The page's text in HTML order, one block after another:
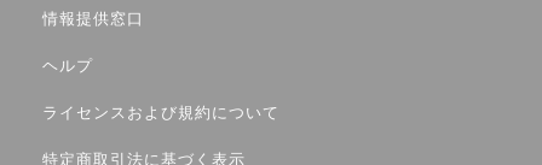
情報提供窓口
ヘルプ
ライセンスおよび規約について
特定商取引法に基づく表示